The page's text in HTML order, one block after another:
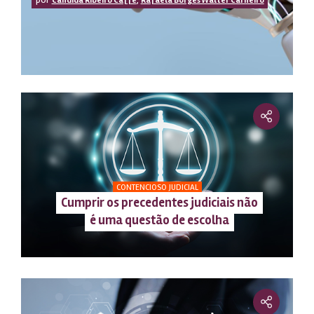
CONTENCIOSO JUDICIAL
Cumprir os precedentes judiciais não
é uma questão de escolha